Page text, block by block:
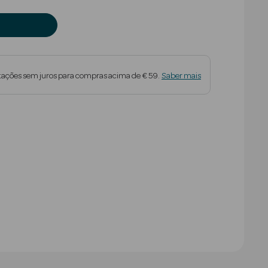
sem juros para compras acima de € 59. Saber mais